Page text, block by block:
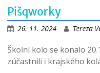
Pišqworky
26. 11. 2024 Tereza
Školní kolo se konalo
zúčastnili i krajského